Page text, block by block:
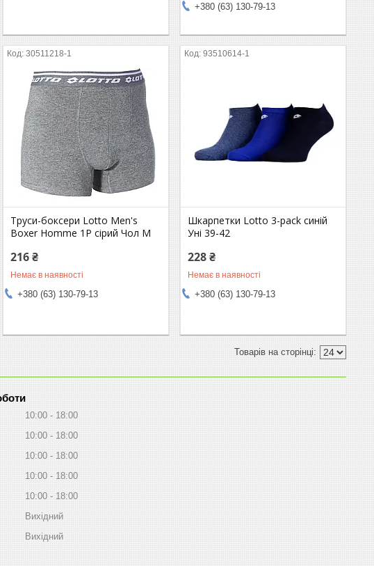
+380 (63) 130-79-13
30511218-1
Труси-боксери Lotto Men's
Boxer Homme 1P сірий Чол M
216 ₴
Немає в наявності
+380 (63) 130-79-13
93510614-1
Шкарпетки Lotto 3-pack синій
Уні 39-42
228 ₴
Немає в наявності
+380 (63) 130-79-13
10:00
18:00
10:00
18:00
10:00
18:00
10:00
18:00
10:00
18:00
Вихідний
Вихідний